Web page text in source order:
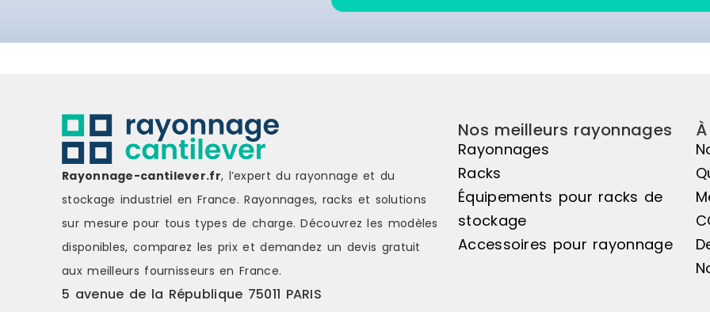
compris vis,
Rayonnage-cantilever.fr, l’expert du rayonnage et du
stockage industriel en France. Rayonnages, racks et solutions
sur mesure pour tous types de charge.Découvrez les modèles
disponibles, comparez les prix et demandez un devis gratuit
aux meilleurs fournisseurs en France.
5 avenue de la République 75011 PARIS
Nos meilleurs rayonnages
Rayonnages
Racks
Équipements pour racks de
stockage
Accessoires pour rayonnage